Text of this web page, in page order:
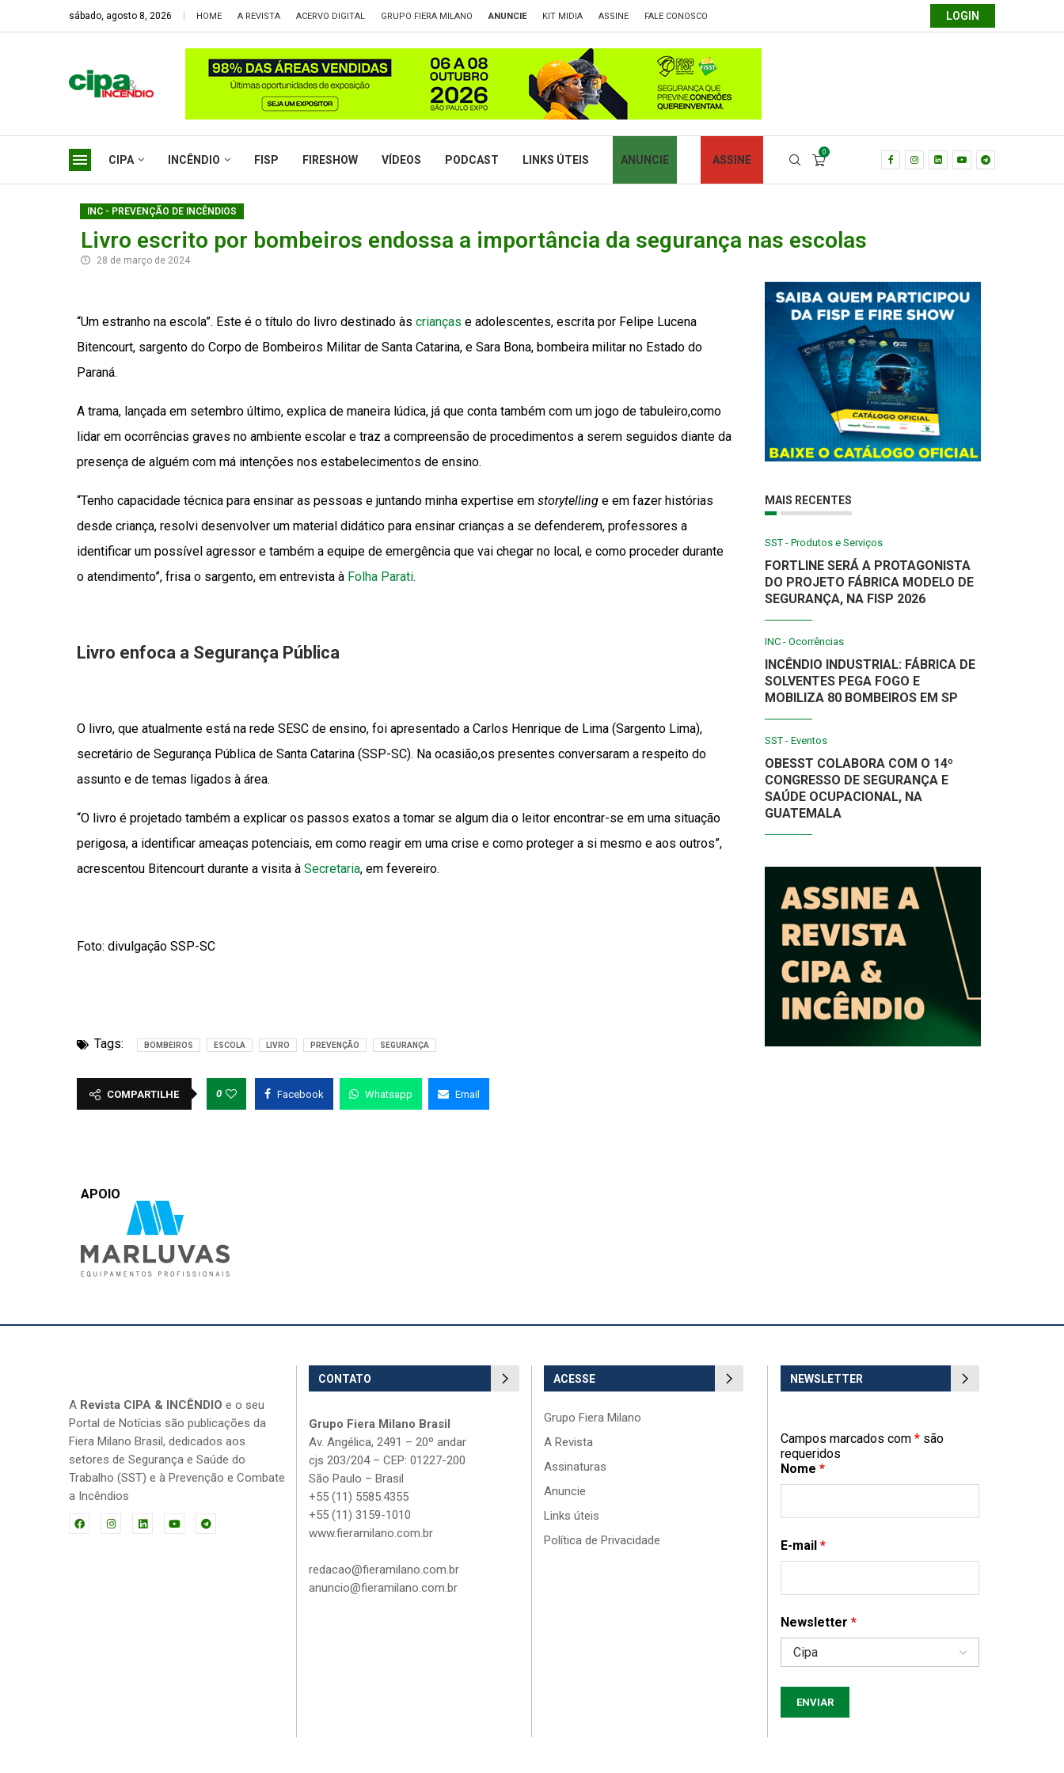
sábado, agosto 8, 2026 HOME A REVISTA ACERVO DIGITAL GRUPO FIERA MILANO ANUNCIE KIT MIDIA ASSINE FALE CONOSCO LOGIN
CIPA INCÊNDIO FISP FIRESHOW VÍDEOS PODCAST LINKS ÚTEIS ANUNCIE ASSINE
0
INC - PREVENÇÃO DE INCÊNDIOS
Livro escrito por bombeiros endossa a importância da segurança nas escolas
28 de março de 2024
“Um estranho na escola”. Este é o título do livro destinado às crianças e adolescentes, escrita por Felipe Lucena
Bitencourt, sargento do Corpo de Bombeiros Militar de Santa Catarina, e Sara Bona, bombeira militar no Estado do
Paraná.
A trama, lançada em setembro último, explica de maneira lúdica, já que conta também com um jogo de tabuleiro,como
lidar em ocorrências graves no ambiente escolar e traz a compreensão de procedimentos a serem seguidos diante da
presença de alguém com má intenções nos estabelecimentos de ensino.
“Tenho capacidade técnica para ensinar as pessoas e juntando minha expertise em storytelling e em fazer histórias
desde criança, resolvi desenvolver um material didático para ensinar crianças a se defenderem, professores a
identificar um possível agressor e também a equipe de emergência que vai chegar no local, e como proceder durante
o atendimento”, frisa o sargento, em entrevista à Folha Parati.
Livro enfoca a Segurança Pública
O livro, que atualmente está na rede SESC de ensino, foi apresentado a Carlos Henrique de Lima (Sargento Lima),
secretário de Segurança Pública de Santa Catarina (SSP-SC). Na ocasião,os presentes conversaram a respeito do
assunto e de temas ligados à área.
“O livro é projetado também a explicar os passos exatos a tomar se algum dia o leitor encontrar-se em uma situação
perigosa, a identificar ameaças potenciais, em como reagir em uma crise e como proteger a si mesmo e aos outros”,
acrescentou Bitencourt durante a visita à Secretaria, em fevereiro.
Foto: divulgação SSP-SC
Tags: BOMBEIROS ESCOLA LIVRO PREVENÇÃO SEGURANÇA
COMPARTILHE 0 Facebook Whatsapp Email
MAIS RECENTES
SST - Produtos e Serviços
FORTLINE SERÁ A PROTAGONISTA
DO PROJETO FÁBRICA MODELO DE
SEGURANÇA, NA FISP 2026
INC - Ocorrências
INCÊNDIO INDUSTRIAL: FÁBRICA DE
SOLVENTES PEGA FOGO E
MOBILIZA 80 BOMBEIROS EM SP
SST - Eventos
OBESST COLABORA COM O 14º
CONGRESSO DE SEGURANÇA E
SAÚDE OCUPACIONAL, NA
GUATEMALA
APOIO
A Revista CIPA & INCÊNDIO e o seu
Portal de Notícias são publicações da
Fiera Milano Brasil, dedicados aos
setores de Segurança e Saúde do
Trabalho (SST) e à Prevenção e Combate
a Incêndios
CONTATO
Grupo Fiera Milano Brasil
Av. Angélica, 2491 – 20º andar
cjs 203/204 – CEP: 01227-200
São Paulo – Brasil
+55 (11) 5585.4355
+55 (11) 3159-1010
www.fieramilano.com.br
redacao@fieramilano.com.br
anuncio@fieramilano.com.br
ACESSE
Grupo Fiera Milano
A Revista
Assinaturas
Anuncie
Links úteis
Política de Privacidade
NEWSLETTER
Campos marcados com *são
requeridos
Nome *
E-mail *
Newsletter *